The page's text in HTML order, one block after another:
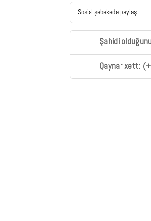
Sosial şəbəkədə paylaş
Şahidi
Qaynar xətt: